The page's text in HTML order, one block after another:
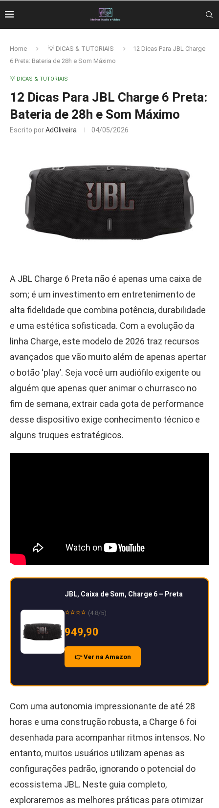
Home 💡 DICAS & TUTORIAIS
12 Dicas Para JBL Charge
6 Preta: Bateria de 28h e Som Máximo
💡 DICAS & TUTORIAIS
12 Dicas Para JBL Charge 6 Preta:
Bateria de 28h e Som Máximo
Escrito porAdOliveira 04/05/2026
A JBL Charge 6 Preta não é apenas uma caixa de
som; é um investimento em entretenimento de
alta fidelidade que combina potência, durabilidade
e uma estética sofisticada. Com a evolução da
linha Charge, este modelo de 2026 traz recursos
avançados que vão muito além de apenas apertar
o botão ‘play’. Seja você um audiófilo exigente ou
alguém que apenas quer animar o churrasco no
fim de semana, extrair cada gota de performance
desse dispositivo exige conhecimento técnico e
alguns truques estratégicos.
JBL, Caixa de Som, Charge 6 – Preta
⭐⭐⭐⭐ (4.8/5)
949,90
👉 Ver na Amazon
Com uma autonomia impressionante de até 28
horas e uma construção robusta, a Charge 6 foi
desenhada para acompanhar ritmos intensos. No
entanto, muitos usuários utilizam apenas as
configurações padrão, ignorando o potencial do
ecossistema JBL. Neste guia completo,
exploraremos as melhores práticas para otimizar